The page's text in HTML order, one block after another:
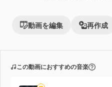
動画を編集 再作成
この動画におすすめの音楽